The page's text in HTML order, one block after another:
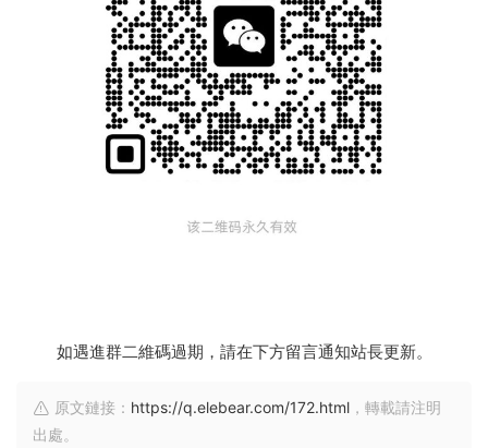
如遇進群二維碼過期，請在下方留言通知站長更新。
原文鏈接： https://q.elebear.com/172.html ，轉載請注明
出處。